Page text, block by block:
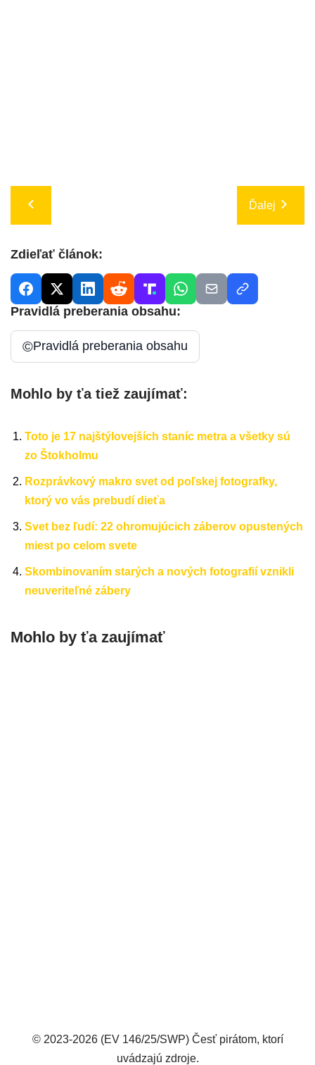
Ďalej
Zdieľať článok:
Pravidlá preberania obsahu:
©Pravidlá preberania obsahu
Mohlo by ťa tiež zaujímať:
Toto je 17 najštýlovejších staníc metra a všetky sú
zo Štokholmu
Rozprávkový makro svet od poľskej fotografky,
ktorý vo vás prebudí dieťa
Svet bez ľudí: 22 ohromujúcich záberov opustených
miest po celom svete
Skombinovaním starých a nových fotografií vznikli
neuveriteľné zábery
Mohlo by ťa zaujímať
© 2023-2026 (EV 146/25/SWP) Česť pirátom, ktorí
uvádzajú zdroje.